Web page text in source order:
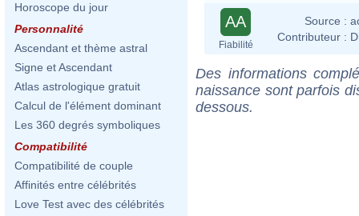
Horoscope du jour
Personnalité
Ascendant et thème astral
Signe et Ascendant
Atlas astrologique gratuit
Calcul de l'élément dominant
Les 360 degrés symboliques
Compatibilité
Compatibilité de couple
Affinités entre célébrités
Love Test avec des célébrités
AA
Fiabilité
Source :
Contributeur :
Des informations
naissance sont parfois
dessous.